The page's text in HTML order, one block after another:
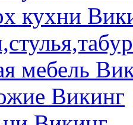
кухни
мебель
Викинг